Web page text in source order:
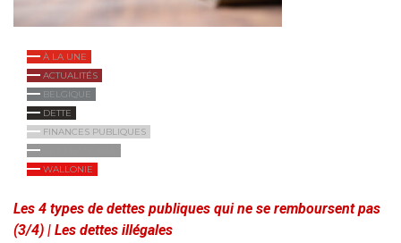
À LA UNE
ACTUALITÉS
BELGIQUE
DETTE
FINANCES PUBLIQUES
WALLONIE
Les 4 types de dettes publiques qui ne se remboursent pas
(3/4) | Les dettes illégales